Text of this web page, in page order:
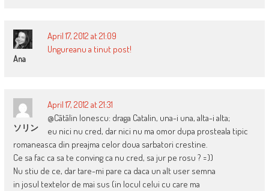
Ana
April 17, 2012 at 21:09
Ungureanu a tinut post!
ソリン
April 17, 2012 at 21:31
@Cãtãlin Ionescu: draga Catalin, una-i una, alta-i alta;
eu nici nu cred, dar nici nu ma omor dupa prosteala tipic
romaneasca din preajma celor doua sarbatori crestine.
Ce sa fac ca sa te conving ca nu cred, sa jur pe rosu ? =))
Nu stiu de ce, dar tare-mi pare ca daca un alt user semna
in josul textelor de mai sus (in locul celui cu care ma